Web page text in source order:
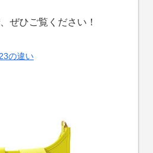
ぜひご覧ください！
の違い